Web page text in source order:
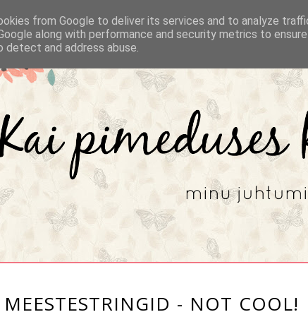
MEESTESTRINGID - NOT COOL!
from Google to deliver its services and to analyze
along with performance and security metrics to
and address abuse.